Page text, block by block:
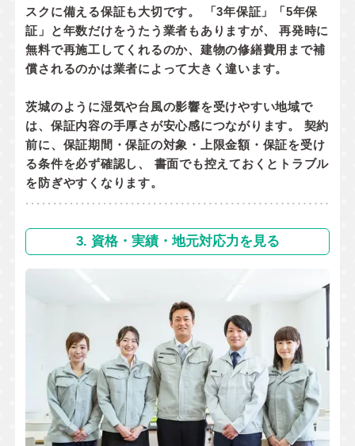
スクに備える保証も大切です。 「3年保証」「5年保
証」と年数だけをうたう業者もありますが、 再発時に
無料で再施工してくれるのか、 建物の修繕費用まで補
償されるのかは業者によって大きく違います。
茨城のように湿気や台風の影響を受けやすい地域で
は、保証内容の手厚さが安心感につながります。 契約
前に、 保証期間・保証の対象・上限金額・保証を受け
る条件を必ず確認し、 書面でも控えておくとトラブル
を防ぎやすくなります。
3. 資格・実績・地元対応力を見る